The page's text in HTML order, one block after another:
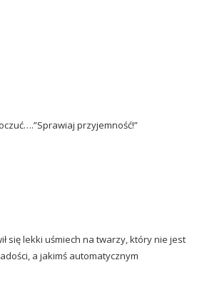
przyjemność!”
się lekki uśmiech na twarzy, który nie jest
a jakimś automatycznym